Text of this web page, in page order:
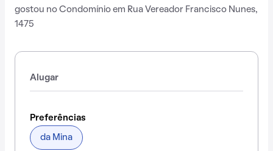
gostou no Condomínio em Rua Vereador Francisco Nunes,
1475
Alugar
Preferências
da Mina